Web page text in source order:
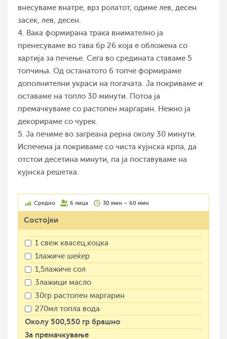
внесуваме внатре, врз ролатот, одиме лев, десен
засек, лев, десен.
4. Вака формирана трака внимателно ја
пренесуваме во тава бр 26 која е обложена со
хартија за печење. Сега во средината ставаме 5
топчиња. Од останатото 6 топче формираме
дополнителни украси на погачата. Ја покриваме и
оставаме на топло 30 минути. Потоа ја
премачкуваме со растопен маргарин. Нежно ја
декорираме со чурек.
5. Ја печиме во загреана рерна околу 30 минути.
Испечена ја покриваме со чиста кујнска крпа, да
отстои десетина минути, па ја поставуваме на
кујнска решетка.
Средно 6 лица 30 мин – 60 мин
Состојки
1 свеж квасец,коцка
1лажиче шеќер
1,5лажиче сол
3лажици масло
30гр растопен маргарин
270мл топла вода
Околу 500,550 гр брашно
За премачкување